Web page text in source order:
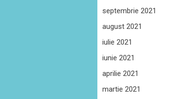
septembrie 2021
august 2021
iulie 2021
iunie 2021
aprilie 2021
martie 2021